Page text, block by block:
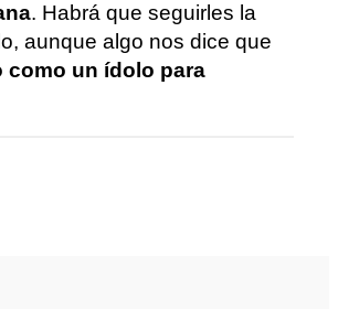
. Habrá que seguirles la
aunque algo nos dice que
como un ídolo para